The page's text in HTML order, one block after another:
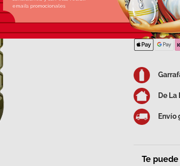
Cant.
De
Envío
Te